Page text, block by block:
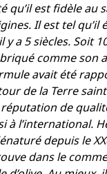
qu’il est fidèle au
Il est tel qu’il
y a 5 siècles. Soit
comme son
avait été
de la Terre
de
à l’international.
depuis le
dans le